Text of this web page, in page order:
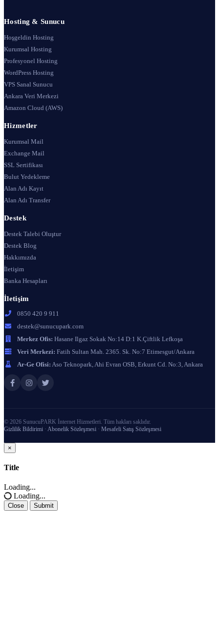
Hosting & Sunucu
Hoşgeldin Hosting
Kurumsal Hosting
Profesyonel Hosting
WordPress Hosting
VPS Sanal Sunucu
Ankara Veri Merkezi
Amazon Cloud (AWS)
Hizmetler
Kurumsal Mail
Exchange Mail
SSL Sertifikası
Bulut Yedekleme
Alan Adı Kayıt
Alan Adı Transfer
Destek
Destek Talebi Oluştur
Destek Blog
Hakkımızda
İletişim
Banka Hesapları
İletişim
0850 420 9 911
destek@sunucupark.com
Merkez Ofis: Hasane Ilgaz Sokak No:14 D:1 K.Çiftlik Lefkoşa
Veri Merkezi: Fatih Sultan Mah. 2365. Sk. No:7 Etimesgut/Ankara
Ar-Ge Ofisi: Aso Teknopark, Ahi Evran OSB, Erkunt Cd. No:3, Ankara
© 2026 SunucuPARK İnternet Hizmetleri. Tüm hakları saklıdır.
Gizlilik Bildirimi · Abonelik Sözleşmesi · Mesafeli Satış Sözleşmesi
×
Close
Title
Loading...
Loading...
Close Submit